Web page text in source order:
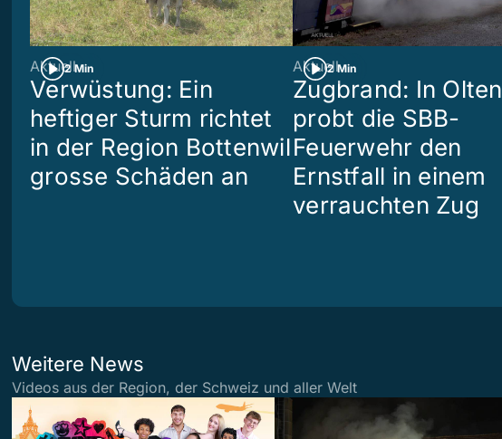
2 Min
Aktuell
Verwüstung: Ein
heftiger Sturm richtet
in der Region Bottenwil
grosse Schäden an
2 Min
Aktuell
Zugbrand: In Olten
probt die SBB-
Feuerwehr den
Ernstfall in einem
verrauchten Zug
Weitere News
Videos aus der Region, der Schweiz und aller Welt